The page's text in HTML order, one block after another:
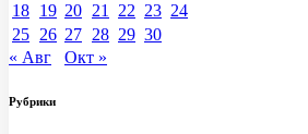
18 19 20 21 22 23 24
25 26 27 28 29 30
« Авг
Окт »
Рубрики